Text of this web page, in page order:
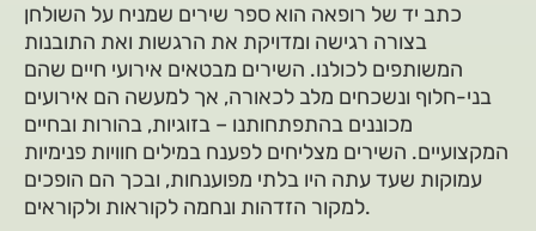
כתב יד של רופאה הוא ספר שירים שמניח על השולחן
בצורה רגישה ומדויקת את הרגשות ואת התובנות
המשותפים לכולנו. השירים מבטאים אירועי חיים שהם
בני-חלוף ונשכחים מלב לכאורה, אך למעשה הם אירועים
מכוננים בהתפתחותנו – בזוגיות, בהורות ובחיים
המקצועיים. השירים מצליחים לפענח במילים חוויות פנימיות
עמוקות שעד עתה היו בלתי מפוענחות, ובכך הם הופכים
למקור הזדהות ונחמה לקוראות ולקוראים.